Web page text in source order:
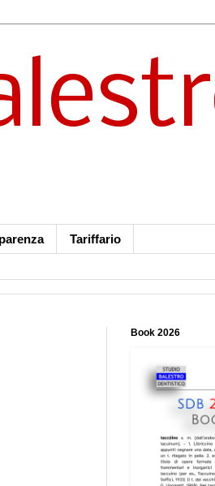
Tariffario
Book 2026